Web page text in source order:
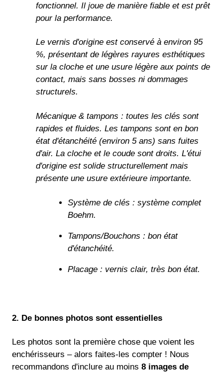
fonctionnel. Il joue de manière fiable et est prêt
pour la performance.
Le vernis d'origine est conservé à environ 95
%, présentant de légères rayures esthétiques
sur la cloche et une usure légère aux points de
contact, mais sans bosses ni dommages
structurels.
Mécanique & tampons : toutes les clés sont
rapides et fluides. Les tampons sont en bon
état d'étanchéité (environ 5 ans) sans fuites
d'air. La cloche et le coude sont droits. L'étui
d'origine est solide structurellement mais
présente une usure extérieure importante.
Système de clés : système complet
Boehm.
Tampons/Bouchons : bon état
d'étanchéité.
Placage : vernis clair, très bon état.
2. De bonnes photos sont essentielles
Les photos sont la première chose que voient les
enchérisseurs – alors faites-les compter ! Nous
recommandons d'inclure au moins 8 images de